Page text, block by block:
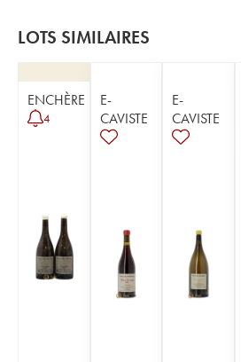
LOTS SIMILAIRES
ENCHÈRE
4
E-
CAVISTE
E-
CAVISTE